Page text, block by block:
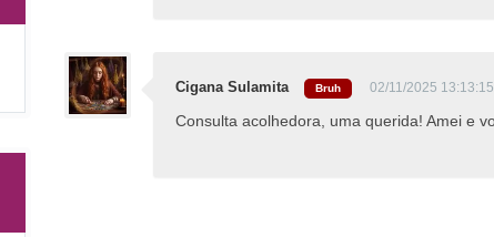
Cigana Sulamita Bruh 02/11/2025 13:13:15
Consulta acolhedora, uma querida! Amei e